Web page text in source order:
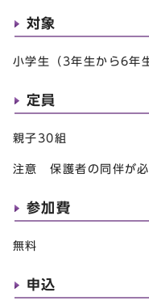
対象
小学生（3年生から6年
定員
親子30組
注意 保護者の同伴が必
参加費
無料
申込